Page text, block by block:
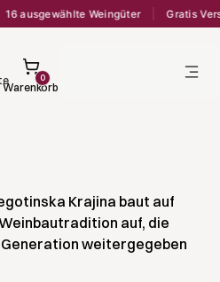
ausgewählte Weingüter Gratis
0
Warenkorb
Krajina baut auf
auf, die
weitergegeben